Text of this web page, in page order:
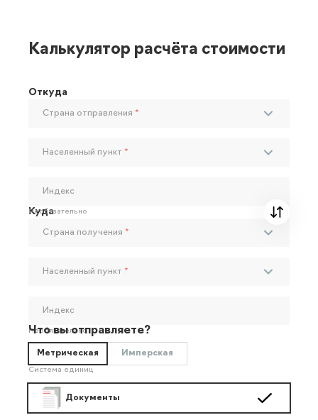
Калькулятор расчёта стоимости
Откуда
Страна отправления *
Населенный пункт *
Индекс
Необязательно
Куда
Страна получения *
Населенный пункт *
Индекс
Необязательно
Что вы отправляете?
Метрическая Имперская
Система единиц
Документы